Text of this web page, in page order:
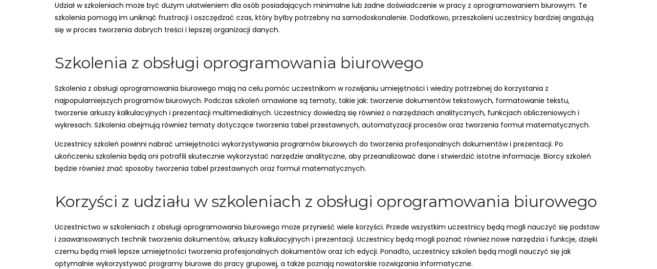
Udział w szkoleniach może być dużym ułatwieniem dla osób posiadających minimalne lub żadne doświadczenie w pracy z oprogramowaniem biurowym. Te
szkolenia pomogą im uniknąć frustracji i oszczędzać czas, który byłby potrzebny na samodoskonalenie. Dodatkowo, przeszkoleni uczestnicy bardziej angażują
się w proces tworzenia dobrych treści i lepszej organizacji danych.
Szkolenia z obsługi oprogramowania biurowego
Szkolenia z obsługi oprogramowania biurowego mają na celu pomóc uczestnikom w rozwijaniu umiejętności i wiedzy potrzebnej do korzystania z
najpopularniejszych programów biurowych. Podczas szkoleń omawiane są tematy, takie jak: tworzenie dokumentów tekstowych, formatowanie tekstu,
tworzenie arkuszy kalkulacyjnych i prezentacji multimedialnych. Uczestnicy dowiedzą się również o narzędziach analitycznych, funkcjach obliczeniowych i
wykresach. Szkolenia obejmują również tematy dotyczące tworzenia tabel przestawnych, automatyzacji procesów oraz tworzenia formuł matematycznych.
Uczestnicy szkoleń powinni nabrać umiejętności wykorzystywania programów biurowych do tworzenia profesjonalnych dokumentów i prezentacji. Po
ukończeniu szkolenia będą oni potrafili skutecznie wykorzystać narzędzie analityczne, aby przeanalizować dane i stwierdzić istotne informacje. Biorcy szkoleń
będzie również znać sposoby tworzenia tabel przestawnych oraz formuł matematycznych.
Korzyści z udziału w szkoleniach z obsługi oprogramowania biurowego
Uczestnictwo w szkoleniach z obsługi oprogramowania biurowego może przynieść wiele korzyści. Przede wszystkim uczestnicy będą mogli nauczyć się podstaw
i zaawansowanych technik tworzenia dokumentów, arkuszy kalkulacyjnych i prezentacji. Uczestnicy będą mogli poznać również nowe narzędzia i funkcje, dzięki
czemu będą mieli lepsze umiejętności tworzenia profesjonalnych dokumentów oraz ich edycji. Ponadto, uczestnicy szkoleń będą mogli nauczyć się jak
optymalnie wykorzystywać programy biurowe do pracy grupowej, a także poznają nowatorskie rozwiązania informatyczne.